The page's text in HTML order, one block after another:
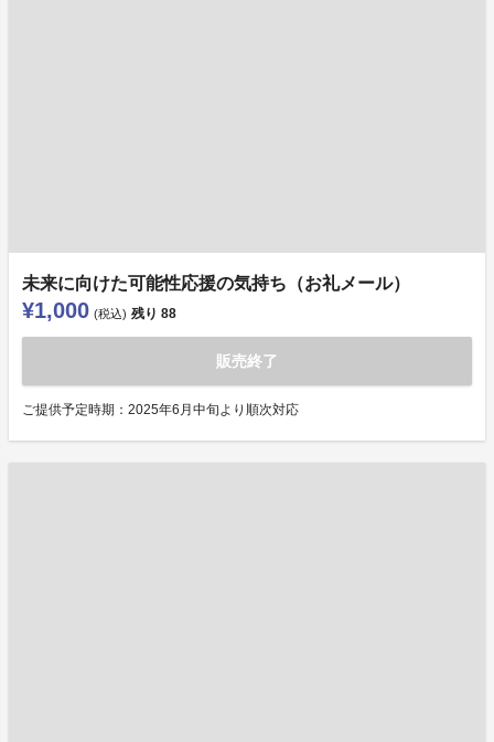
未来に向けた可能性応援の気持ち（お礼メール）
¥1,000 (税込) 残り 88
販売終了
ご提供予定時期：2025年6月中旬より順次対応